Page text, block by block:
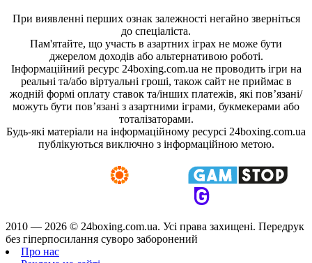
При виявленні перших ознак залежності негайно зверніться
до спеціаліста.
Пам'ятайте, що участь в азартних іграх не може бути
джерелом доходів або альтернативою роботі.
Інформаційний ресурс 24boxing.com.ua не проводить ігри на
реальні та/або віртуальні гроші, також сайт не приймає в
жодній формі оплату ставок та/інших платежів, які пов’язані/
можуть бути пов’язані з азартними іграми, букмекерами або
тоталізаторами.
Будь-які матеріали на інформаційному ресурсі 24boxing.com.ua
публікуються виключно з інформаційною метою.
2010 — 2026 © 24boxing.com.ua. Усi права захищенi. Передрук
без гіперпосилання суворо заборонений
Про нас